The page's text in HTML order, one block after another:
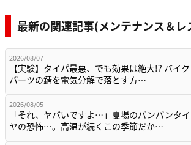
最新の関連記事(メンテナンス＆レ
2026/08/07
【実験】タイパ最悪、でも効果は絶大!? バイク
パーツの錆を電気分解で落とす方…
2026/08/05
「それ、ヤバいですよ…」夏場のパンパンタイ
ヤの恐怖…。高温が続くこの季節だか…